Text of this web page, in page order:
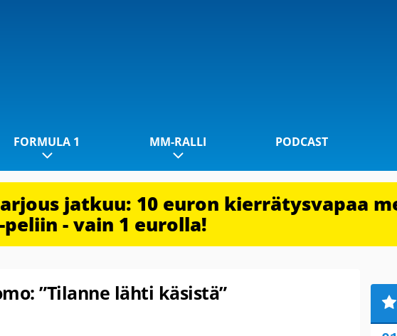
FORMULA 1 MM-RALLI PODCAST
jatkuu: 10 euron kierrätysvapaa
peliin - vain 1 eurolla!
”Tilanne lähti käsistä”